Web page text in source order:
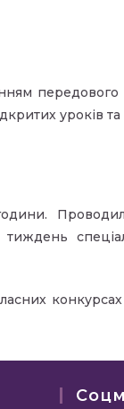
передового
уроків